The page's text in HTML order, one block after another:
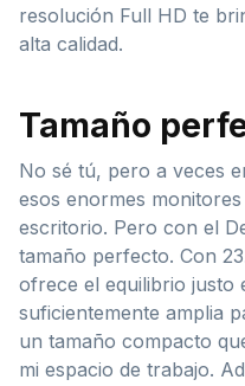
resolución Full HD te
alta calidad.
Tamaño
No sé tú, pero a veces
esos enormes
escritorio. Pero con el
tamaño perfecto. Con
ofrece el equilibrio justo
suficientemente amplia
un tamaño compacto
mi espacio de trabajo.